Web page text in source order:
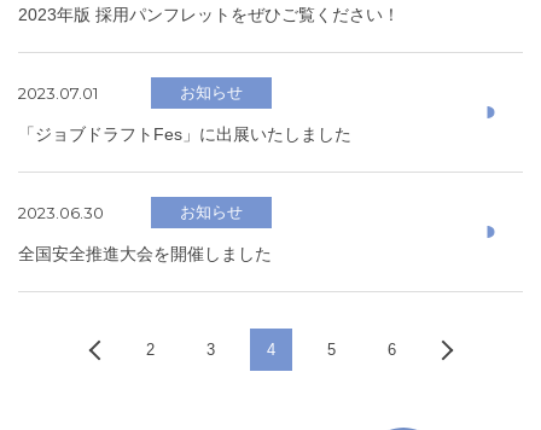
2023年版 採用パンフレットをぜひご覧ください！
2023.07.01 お知らせ
「ジョブドラフトFes」に出展いたしました
2023.06.30 お知らせ
全国安全推進大会を開催しました
2 3 4 5 6